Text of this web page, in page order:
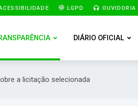
LGPD OUVIDORIA
DIÁRIO OFICIAL
a licitação selecionada